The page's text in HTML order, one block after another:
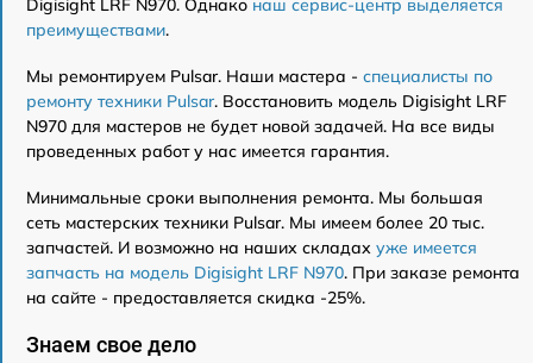
Digisight LRF N970. Однако наш сервис-центр выделяется
преимуществами.
Мы ремонтируем Pulsar. Наши мастера - специалисты по
ремонту техники Pulsar. Восстановить модель Digisight LRF
N970 для мастеров не будет новой задачей. На все виды
проведенных работ у нас имеется гарантия.
Минимальные сроки выполнения ремонта. Мы большая
сеть мастерских техники Pulsar. Мы имеем более 20 тыс.
запчастей. И возможно на наших складах уже имеется
запчасть на модель Digisight LRF N970. При заказе ремонта
на сайте - предоставляется скидка -25%.
Знаем свое дело